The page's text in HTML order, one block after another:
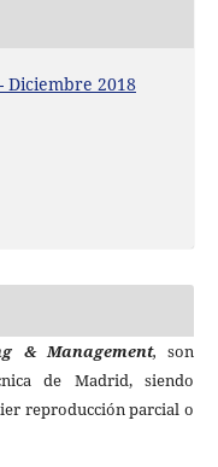
Diciembre 2018
& Management,son
de Madrid, siendo
reproducción parcial o